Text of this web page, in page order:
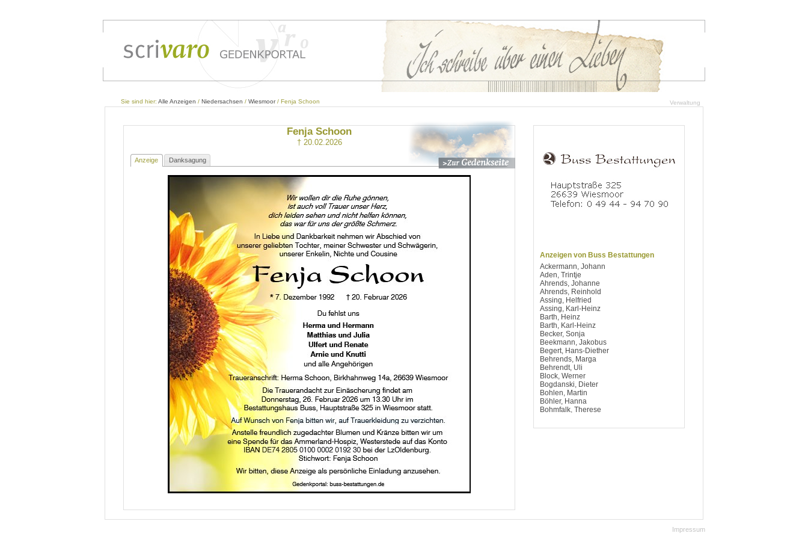
Verwaltung
Sie sind hier: Alle Anzeigen / Niedersachsen / Wiesmoor/ Fenja Schoon
Fenja Schoon
† 20.02.2026
Anzeige Danksagung
Anzeigen von Buss Bestattungen
Ackermann, Johann
Aden, Trintje
Ahrends, Johanne
Ahrends, Reinhold
Assing, Helfried
Assing, Karl-Heinz
Barth, Heinz
Barth, Karl-Heinz
Becker, Sonja
Beekmann, Jakobus
Begert, Hans-Diether
Behrends, Marga
Behrendt, Uli
Block, Werner
Bogdanski, Dieter
Bohlen, Martin
Böhler, Hanna
Bohmfalk, Therese
Bohnert, Hans
Coordes, Günter
Impressum